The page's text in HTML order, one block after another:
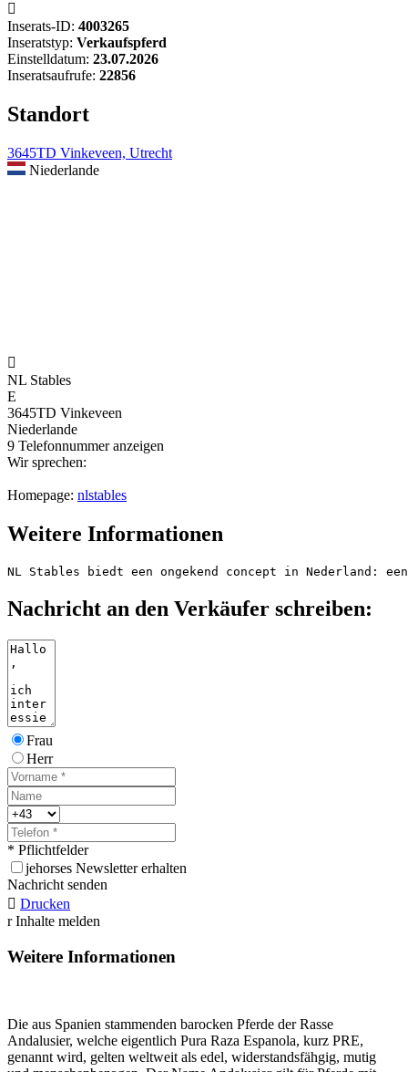

Inserats-ID: 4003265
Inseratstyp: Verkaufspferd
Einstelldatum: 23.07.2026
Inseratsaufrufe: 22856
Standort
3645TD Vinkeveen, Utrecht
Niederlande

NL Stables
E
3645TD Vinkeveen
Niederlande
9 Telefonnummer anzeigen
Wir sprechen:
Homepage: nlstables
Weitere Informationen
NL Stables biedt een ongekend concept in Nederland:
Nachricht an den Verkäufer schreiben:
Frau
Herr
* Pflichtfelder
jehorses Newsletter erhalten
Nachricht senden
 Drucken
r Inhalte melden
Weitere Informationen
Die aus Spanien stammenden barocken Pferde der Rasse
Andalusier, welche eigentlich Pura Raza Espanola, kurz PRE,
genannt wird, gelten weltweit als edel, widerstandsfähgig, mutig